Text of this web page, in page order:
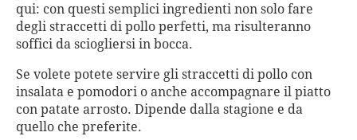
qui: con questi semplici ingredienti non solo fare
degli straccetti di pollo perfetti, ma risulteranno
soffici da sciogliersi in bocca.
Se volete potete servire gli straccetti di pollo con
insalata e pomodori o anche accompagnare il piatto
con patate arrosto. Dipende dalla stagione e da
quello che preferite.